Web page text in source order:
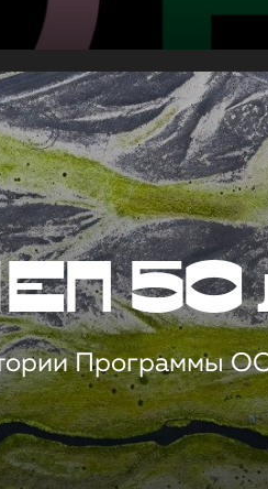
50
Программы